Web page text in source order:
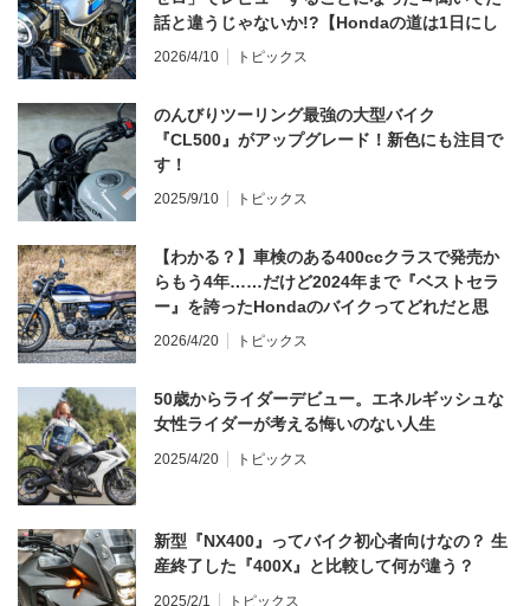
話と違うじゃないか!?【Hondaの道は1日にし
てならず／CB1000F ①第一印象 編】
2026/4/10 トピックス
のんびりツーリング最強の大型バイク
『CL500』がアップグレード！新色にも注目で
す！
2025/9/10 トピックス
【わかる？】車検のある400ccクラスで発売か
らもう4年……だけど2024年まで『ベストセラ
ー』を誇ったHondaのバイクってどれだと思
う？
2026/4/20 トピックス
50歳からライダーデビュー。エネルギッシュな
女性ライダーが考える悔いのない人生
2025/4/20 トピックス
新型『NX400』ってバイク初心者向けなの？ 生
産終了した『400X』と比較して何が違う？
2025/2/1 トピックス